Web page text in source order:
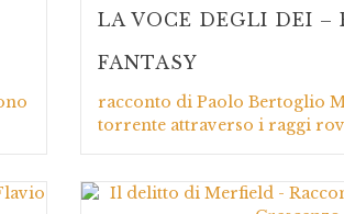
LA VOCE DEGLI DEI –
FANTASY
racconto di Paolo Bertoglio
torrente attraverso i raggi